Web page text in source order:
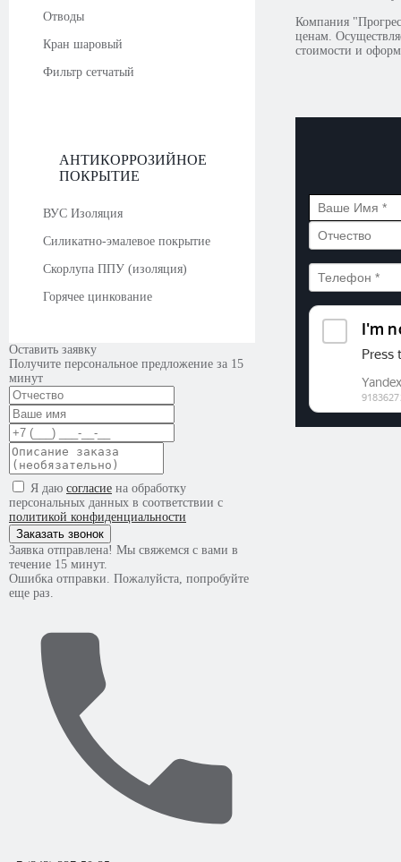
Отводы
Кран шаровый
Фильтр сетчатый
АНТИКОРРОЗИЙНОЕ
ПОКРЫТИЕ
ВУС Изоляция
Силикатно-эмалевое покрытие
Скорлупа ППУ (изоляция)
Горячее цинкование
Оставить заявку
Получите персональное предложение за 15
минут
Я даю согласие на обработку
персональных данных в соответствии с
политикой конфиденциальности
Заказать звонок
Заявка отправлена! Мы свяжемся с вами в
течение 15 минут.
Ошибка отправки. Пожалуйста, попробуйте
еще раз.
Компания
ценам.
стоимости и